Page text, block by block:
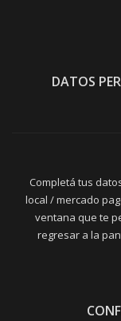
DATOS
Completá tus
local / mercado
ventana que te
regresar a la